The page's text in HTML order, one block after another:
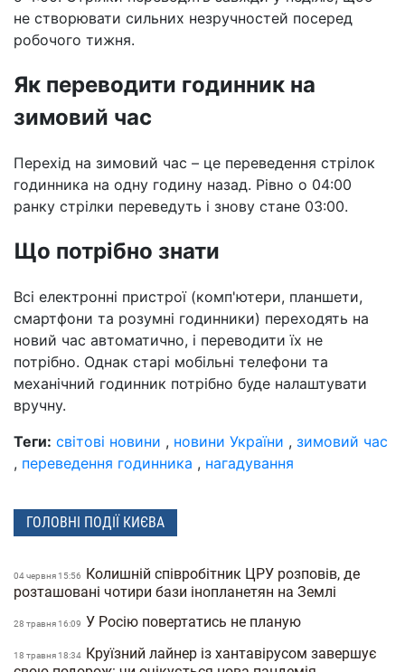
не створювати сильних незручностей посеред
робочого тижня.
Як переводити годинник на
зимовий час
Перехід на зимовий час – це переведення стрілок
годинника на одну годину назад. Рівно о 04:00
ранку стрілки переведуть і знову стане 03:00.
Що потрібно знати
Всі електронні пристрої (комп'ютери, планшети,
смартфони та розумні годинники) переходять на
новий час автоматично, і переводити їх не
потрібно. Однак старі мобільні телефони та
механічний годинник потрібно буде налаштувати
вручну.
Теги: світові новини , новини України , зимовий час
, переведення годинника , нагадування
ГОЛОВНІ ПОДІЇ КИЄВА
04 червня 15:56
Колишній співробітник ЦРУ розповів, де
розташовані чотири бази інопланетян на Землі
28 травня 16:09 У Росію повертатись не планую
18 травня 18:34 Круїзний лайнер із хантавірусом завершує